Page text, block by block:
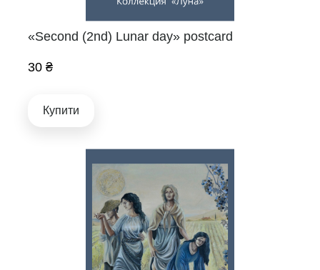
«Second (2nd) Lunar day» postcard
30 ₴
Купити